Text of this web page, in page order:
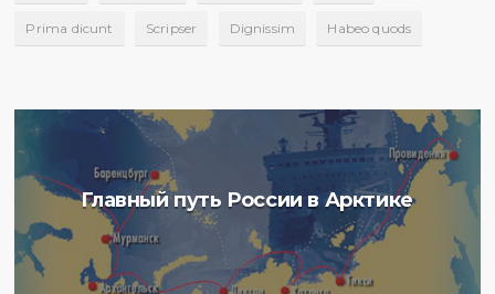
Prima dicunt Scripser Dignissim Habeo quods
Главный путь России в Арктике